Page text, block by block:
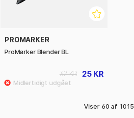
PROMARKER
ProMarker Blender BL
25 KR
32 KR
Viser 60 af 1015